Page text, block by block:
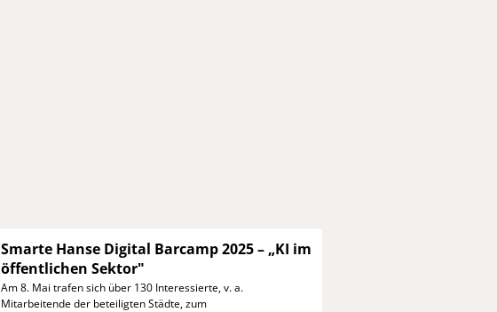
Smarte Hanse Digital Barcamp 2025 – „KI im
öffentlichen Sektor"
Am 8. Mai trafen sich über 130 Interessierte, v. a.
Mitarbeitende der beteiligten Städte, zum